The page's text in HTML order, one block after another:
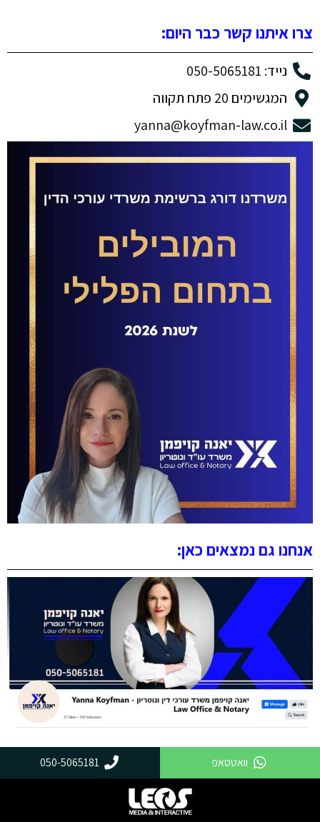
צרו איתנו קשר כבר היום:
נייד: 050-5065181
המגשימים 20 פתח תקווה
yanna@koyfman-law.co.il
אנחנו גם נמצאים כאן:
וואטסאפ 050-5065181